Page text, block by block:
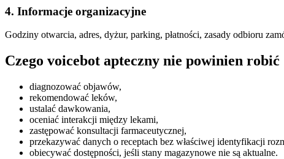
4. Informacje organizacyjne
Godziny otwarcia, adres, dyżur, parking, płatności, zasady odbioru
Czego voicebot apteczny nie powinien robić
diagnozować objawów,
rekomendować leków,
ustalać dawkowania,
oceniać interakcji między lekami,
zastępować konsultacji farmaceutycznej,
przekazywać danych o receptach bez właściwej identyfikacji
obiecywać dostępności, jeśli stany magazynowe nie są aktualne.